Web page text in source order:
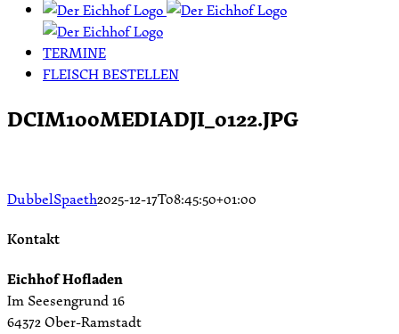
TERMINE
FLEISCH BESTELLEN
DCIM100MEDIADJI_0122.JPG
DubbelSpaeth2025-12-17T08:45:50+01:00
Kontakt
Eichhof Hofladen
Im Seesengrund 16
64372 Ober-Ramstadt